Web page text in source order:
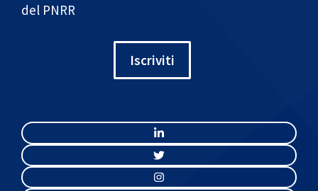
del PNRR
Iscriviti